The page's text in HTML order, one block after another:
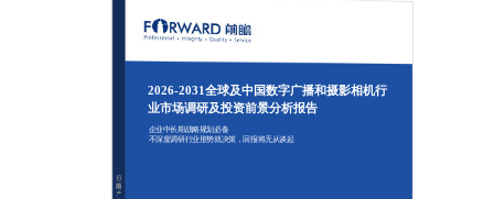
2026-2031全球及中国数字广播和摄影相机行
业市场调研及投资前景分析报告
企业中长期战略规划必备
不深度调研行业形势就决策，回报将无从谈起